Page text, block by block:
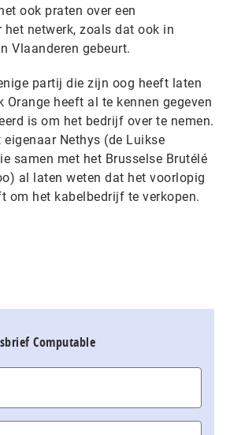
ook praten over een
het netwerk, zoals dat ook in
Vlaanderen gebeurt.
partij die zijn oog heeft laten
Orange heeft al te kennen gegeven
is om het bedrijf over te nemen.
eigenaar Nethys (de Luikse
samen met het Brusselse Brutélé
al laten weten dat het voorlopig
om het kabelbedrijf te verkopen.
Computable